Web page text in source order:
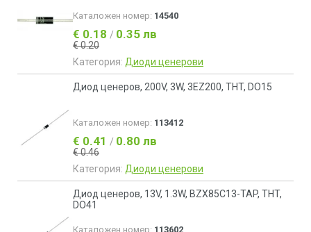
Каталожен номер: 14540
€ 0.18 / 0.35 лв
€ 0.20
Категория: Диоди ценерови
Диод ценеров, 200V, 3W, 3EZ200, THT, DO15
Каталожен номер: 113412
€ 0.41 / 0.80 лв
€ 0.46
Категория: Диоди ценерови
Диод ценеров, 13V, 1.3W, BZX85C13-TAP, THT,
DO41
Каталожен номер: 113602